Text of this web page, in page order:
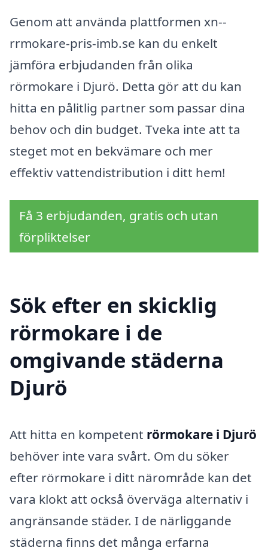
Genom att använda plattformen xn--
rrmokare-pris-imb.se kan du enkelt
jämföra erbjudanden från olika
rörmokare i Djurö. Detta gör att du kan
hitta en pålitlig partner som passar dina
behov och din budget. Tveka inte att ta
steget mot en bekvämare och mer
effektiv vattendistribution i ditt hem!
Få 3 erbjudanden, gratis och utan
förpliktelser
Sök efter en skicklig
rörmokare i de
omgivande städerna
Djurö
Att hitta en kompetent rörmokare i Djurö
behöver inte vara svårt. Om du söker
efter rörmokare i ditt närområde kan det
vara klokt att också överväga alternativ i
angränsande städer. I de närliggande
städerna finns det många erfarna